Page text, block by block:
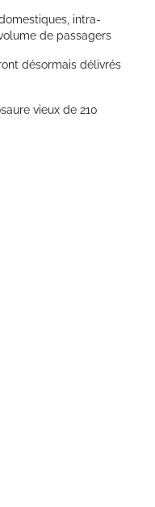
intra-
de passagers
désormais délivrés
vieux de 210